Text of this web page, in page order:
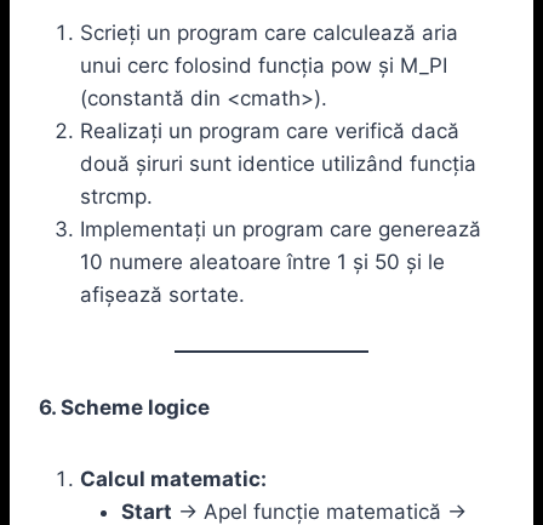
Scrieți un program care calculează aria
unui cerc folosind funcția pow și M_PI
(constantă din <cmath>).
Realizați un program care verifică dacă
două șiruri sunt identice utilizând funcția
strcmp.
Implementați un program care generează
10 numere aleatoare între 1 și 50 și le
afișează sortate.
6. Scheme logice
Calcul matematic:
Start -> Apel funcție matematică ->